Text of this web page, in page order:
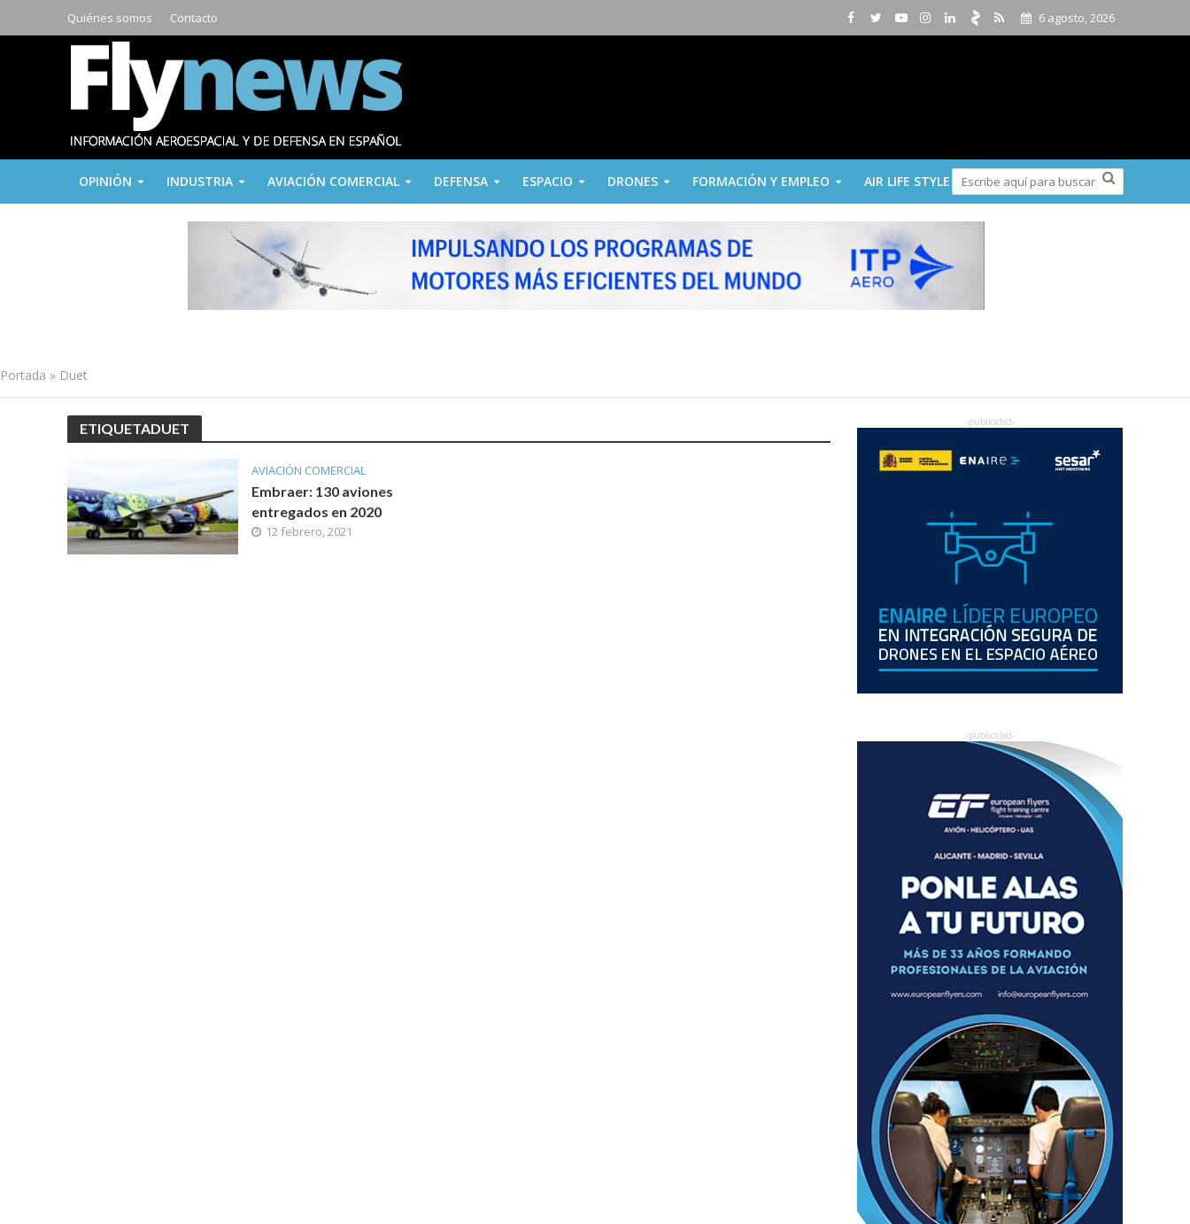
Quiénes somos Contacto 6 agosto, 2026
OPINIÓN INDUSTRIA AVIACIÓN COMERCIAL DEFENSA ESPACIO DRONES FORMACIÓN Y EMPLEO AIR LIFE STYLE
Portada » Duet
ETIQUETADUET
AVIACIÓN COMERCIAL
Embraer: 130 aviones
entregados en 2020
12 febrero, 2021